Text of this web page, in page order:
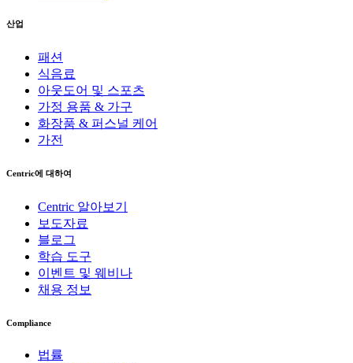
산업
패션
식음료
아웃도어 및 스포츠
가정 용품 & 가구
화장품 & 퍼스널 케어
가전
Centric에 대하여
Centric 알아보기
보도자료
블로그
학습 도구
이벤트 및 웨비나
채용 정보
Compliance
법률